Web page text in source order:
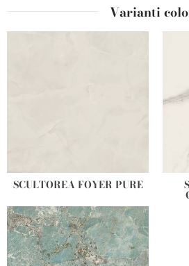
Varianti
SCULTOREA FOYER PURE